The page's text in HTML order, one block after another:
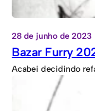
28 de junho de 2023
Bazar Furry
Acabei decidindo